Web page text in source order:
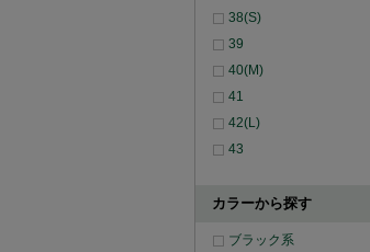
38(S)
39
40(M)
41
42(L)
43
カラーから探す
ブラック系